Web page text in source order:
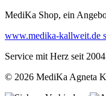
MediKa Shop, ein
www.medika-kallweit.de
Service mit Herz seit 2004
© 2026 MediKa Agneta